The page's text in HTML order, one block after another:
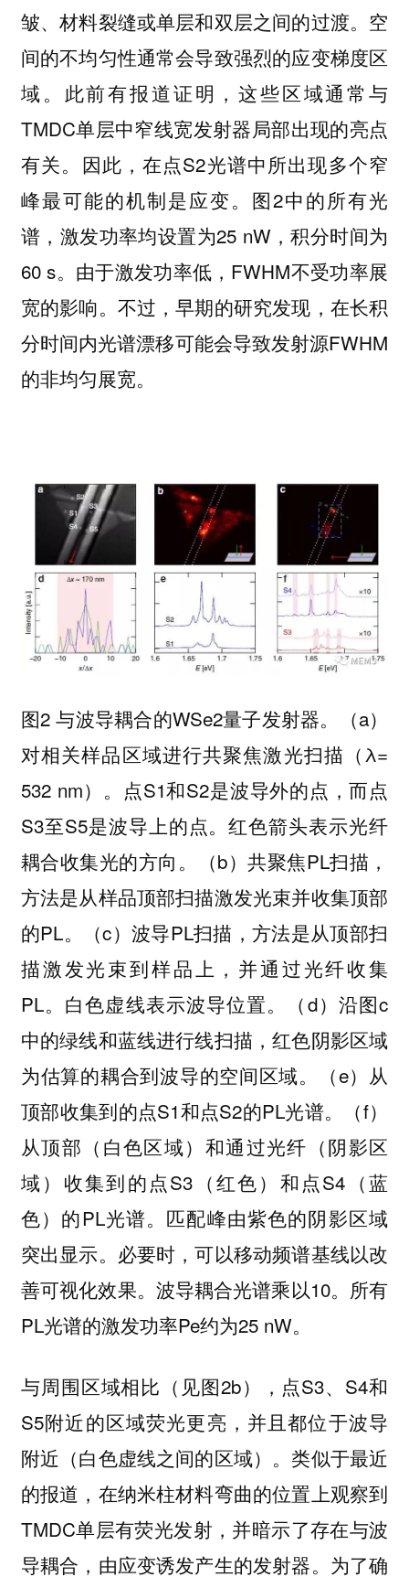
皱、材料裂缝或单层和双层之间的过渡。空
间的不均匀性通常会导致强烈的应变梯度区
域。此前有报道证明，这些区域通常与
TMDC单层中窄线宽发射器局部出现的亮点
有关。因此，在点S2光谱中所出现多个窄
峰最可能的机制是应变。图2中的所有光
谱，激发功率均设置为25 nW，积分时间为
60 s。由于激发功率低，FWHM不受功率展
宽的影响。不过，早期的研究发现，在长积
分时间内光谱漂移可能会导致发射源FWHM
的非均匀展宽。
图2 与波导耦合的WSe2量子发射器。（a）
对相关样品区域进行共聚焦激光扫描（λ=
532 nm）。点S1和S2是波导外的点，而点
S3至S5是波导上的点。红色箭头表示光纤
耦合收集光的方向。（b）共聚焦PL扫描，
方法是从样品顶部扫描激发光束并收集顶部
的PL。（c）波导PL扫描，方法是从顶部扫
描激发光束到样品上，并通过光纤收集
PL。白色虚线表示波导位置。（d）沿图c
中的绿线和蓝线进行线扫描，红色阴影区域
为估算的耦合到波导的空间区域。（e）从
顶部收集到的点S1和点S2的PL光谱。（f）
从顶部（白色区域）和通过光纤（阴影区
域）收集到的点S3（红色）和点S4（蓝
色）的PL光谱。匹配峰由紫色的阴影区域
突出显示。必要时，可以移动频谱基线以改
善可视化效果。波导耦合光谱乘以10。所有
PL光谱的激发功率Pe约为25 nW。
与周围区域相比（见图2b），点S3、S4和
S5附近的区域荧光更亮，并且都位于波导
附近（白色虚线之间的区域）。类似于最近
的报道，在纳米柱材料弯曲的位置上观察到
TMDC单层有荧光发射，并暗示了存在与波
导耦合，由应变诱发产生的发射器。为了确